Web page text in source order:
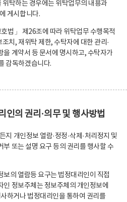
탁하는 경우에는 위탁업무의 내용과
게시합니다.
법」 제26조에 따라 위탁업무 수행목적
치, 재위탁 제한, 수탁자에 대한 관리·
을 계약서 등 문서에 명시하고, 수탁자가
감독하겠습니다.
인의 권리·의무 및 행사방법
지 개인정보 열람·정정·삭제·처리정지 및
또는 설명 요구 등의 권리를 행사할 수
의 열람등 요구는 법정대리인이 직접
정보주체는 정보주체의 개인정보에
하거나 법정대리인을 통하여 권리를